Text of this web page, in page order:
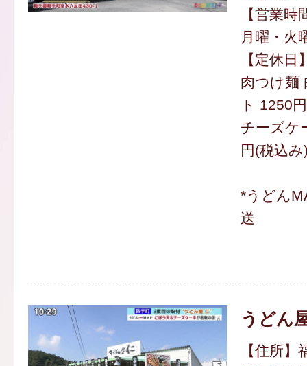
【営業
月曜・火
【定休日
肉つけ麺
ト 1250
チーズケ
円(税込み
*うどん
送
うどん
【住所